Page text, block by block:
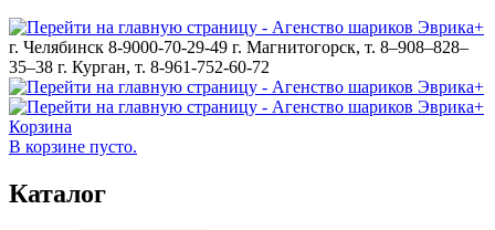
г. Челябинск 8-9000-70-29-49 г. Магнитогорск, т. 8–908–828–
35–38 г. Курган, т. 8-961-752-60-72
Корзина
В корзине пусто.
Каталог